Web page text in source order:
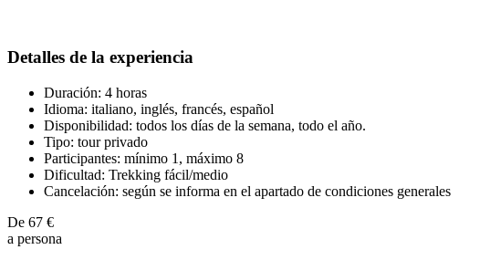
Detalles de la experiencia
Duración: 4 horas
Idioma: italiano, inglés, francés, español
Disponibilidad: todos los días de la semana, todo el año.
Tipo: tour privado
Participantes: mínimo 1, máximo 8
Dificultad: Trekking fácil/medio
Cancelación: según se informa en el apartado de condiciones generales
De 67 €
a persona